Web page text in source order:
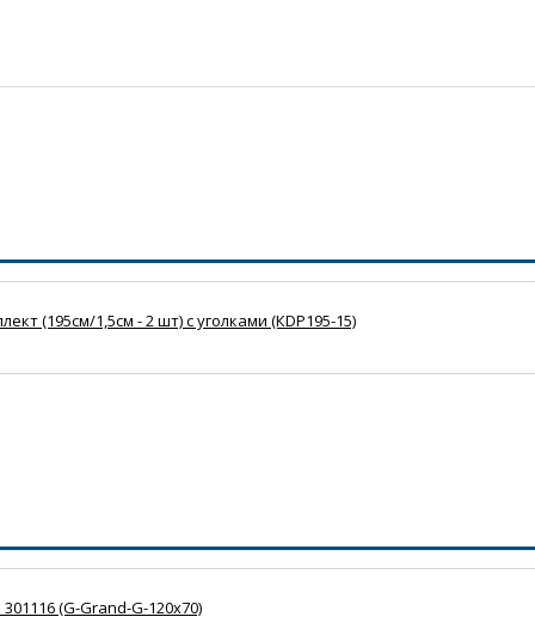
(195см/1,5см - 2 шт) с уголками (КDP195-15)
(G-Grand-G-120x70)